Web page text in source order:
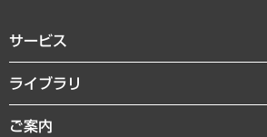
サービス
経営戦略
組織・人事戦略
デジタルイノベーション
ライブラリ
経済調査
ご案内